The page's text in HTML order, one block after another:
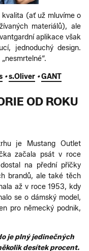
(ať už mluvíme o
materiálů), ale
aplikace však
jednoduchý design.
•s.Oliver •GANT
OD ROKU
je Mustang Outlet
začala psát v roce
na přední příčky
brandů, ale také těch
až v roce 1953, kdy
se o dámský model,
pro německý podnik,
je plný jedinečných
desítek procent.